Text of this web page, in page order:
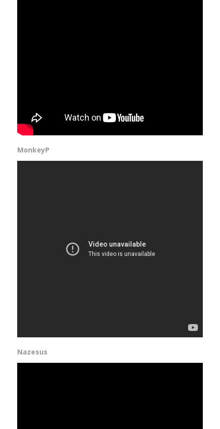
MonkeyP
Nazesus